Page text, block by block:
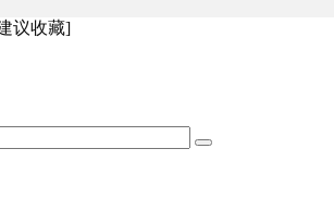
议收藏]